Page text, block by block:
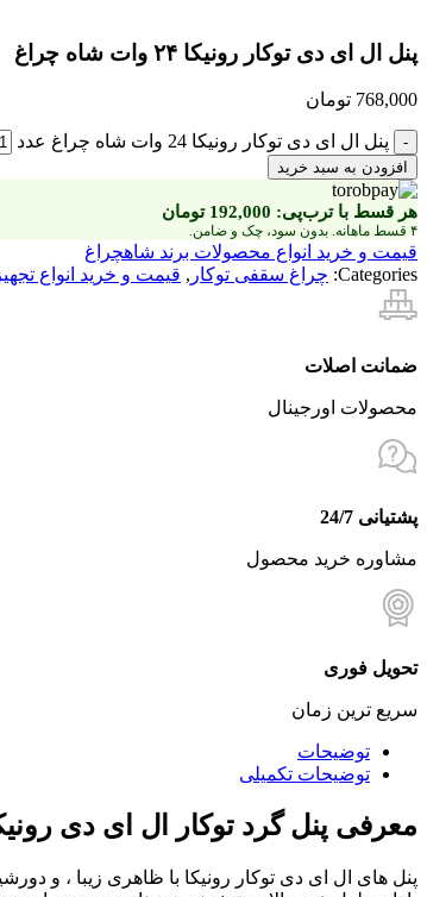
پنل ال ای دی توکار رونیکا ۲۴ وات شاه چراغ
768,000 تومان
پنل ال ای دی توکار رونیکا 24 وات شاه چراغ عدد
افزودن به سبد خرید
هر قسط با ترب‌پی: 192,000 تومان
۴ قسط ماهانه. بدون سود، چک و ضامن.
قیمت و خرید انواع محصولات برند شاهچراغ
Categories: چراغ سقفی توکار , قیمت و خرید انواع
ضمانت اصلات
محصولات اورجینال
پشتیانی 24/7
مشاوره خرید محصول
تحویل فوری
سریع ترین زمان
توضیحات
توضیحات تکمیلی
معرفی پنل گرد توکار ال ای دی رونیکا 24
پنل های ال ای دی توکار رونیکا با ظاهری زیبا ، و